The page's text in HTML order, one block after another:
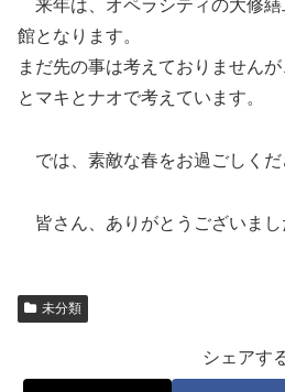
来年は、オペラシティの大修
館となります。
まだ先の事は考えておりません
とマキとナオで考えています。
では、素敵な春をお過ごしくだ
皆さん、ありがとうございまし
未分類
シェアす